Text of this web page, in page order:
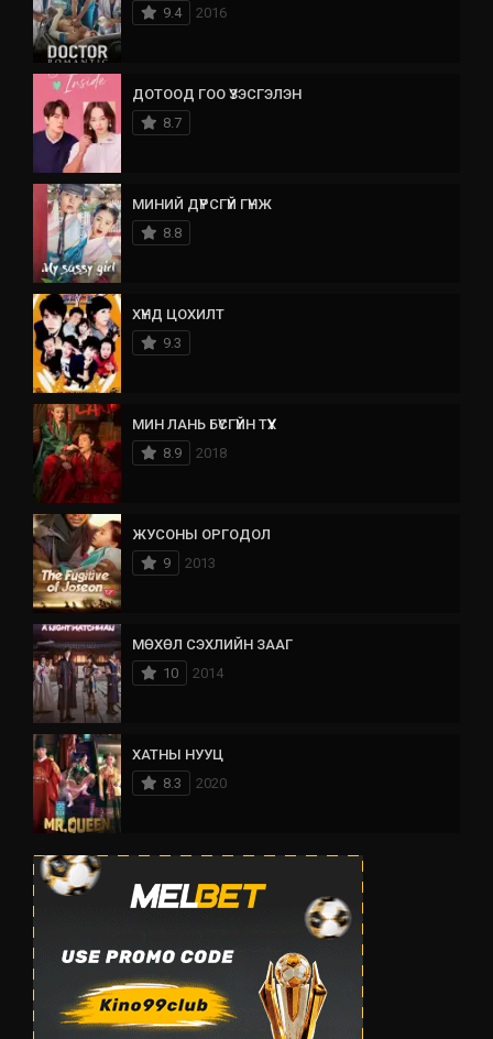
9.4
2016
ДОТООД ГОО ҮЗЭСГЭЛЭН
8.7
МИНИЙ ДҮРСГҮЙ ГҮНЖ
8.8
ХҮНД ЦОХИЛТ
9.3
МИН ЛАНЬ БҮСГҮЙН ТҮҮХ
8.9
2018
ЖУСОНЫ ОРГОДОЛ
9
2013
МӨХӨЛ СЭХЛИЙН ЗААГ
10
2014
ХАТНЫ НУУЦ
8.3
2020